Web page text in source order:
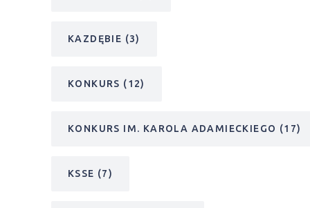
KAZDĘBIE (3)
KONKURS (12)
KONKURS IM. KAROLA ADAMIECKIEGO (17)
KSSE (7)